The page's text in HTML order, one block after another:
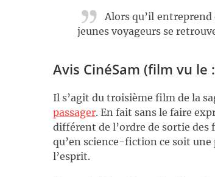
Alors qu’il
jeunes voyageurs se
Avis CinéSam (film vu le
Il s’agit du troisième film de la
passager. En fait sans le faire
différent de l’ordre de sortie des
qu’en science-fiction ce soit
l’esprit.